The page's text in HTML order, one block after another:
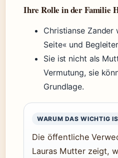
Ihre Rolle in der Familie
Christianse Zander
Seite« und
Sie ist nicht als
Vermutung, sie
Grundlage.
WARUM DAS WICHTIG
Die öffentliche
Lauras Mutter zeigt,